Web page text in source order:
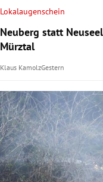
Lokalaugenschein
Neuberg statt
Mürztal
Klaus KamolzGestern